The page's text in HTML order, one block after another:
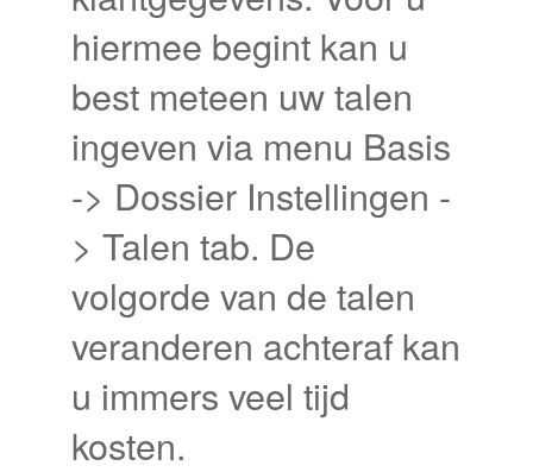
hiermee begint kan u
best meteen uw talen
ingeven via menu Basis
-> Dossier Instellingen -
> Talen tab. De
volgorde van de talen
veranderen achteraf kan
u immers veel tijd
kosten.